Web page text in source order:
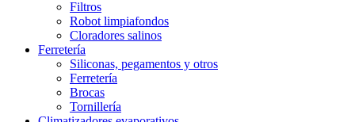
Filtros
Robot limpiafondos
Cloradores salinos
Ferretería
Siliconas, pegamentos y otros
Ferretería
Brocas
Tornillería